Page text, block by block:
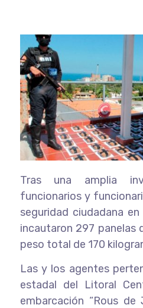
Tras una amplia
funcionarios y
seguridad ciudadana
incautaron 297 panelas
peso total de 170
Las y los agentes
estadal del Litoral
embarcación “Rous